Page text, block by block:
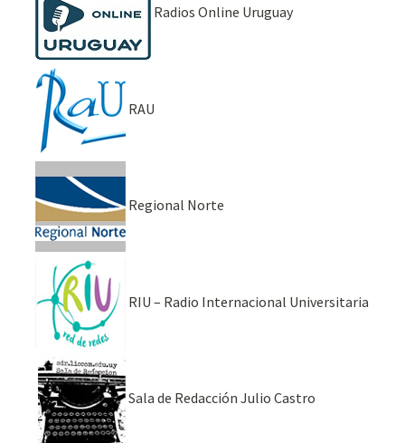
Radios Online Uruguay
RAU
Regional Norte
RIU – Radio Internacional Universitaria
Sala de Redacción Julio Castro